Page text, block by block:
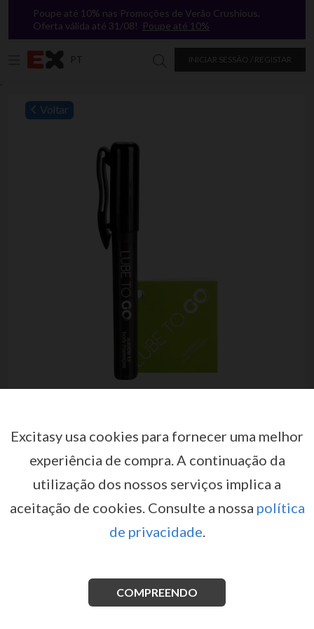
`
Poupe até 10% nas Promoções de Verão Crushious.
Oferta válida até 31/08! Poupe até 10%
PT INICIAR SESSÃO / REGISTAR
Procurar na Excitasy
Voltar
CANETA LUBRIFICANTE À BASE
DE ÁGUA LUBE TO GO 6ML
EAN: 8714273956866
também adequado para massagens corporais. É a
solução perfeita para a secura vaginal e para
aumentar o desempenho sexual.
Excitasy usa cookies para fornecer uma melhor
experiência de compra.A continuação da
utilização dos nossos serviços implica a
aceitação de cookies.Consulte a nossa política
de privacidade.
COMPREENDO